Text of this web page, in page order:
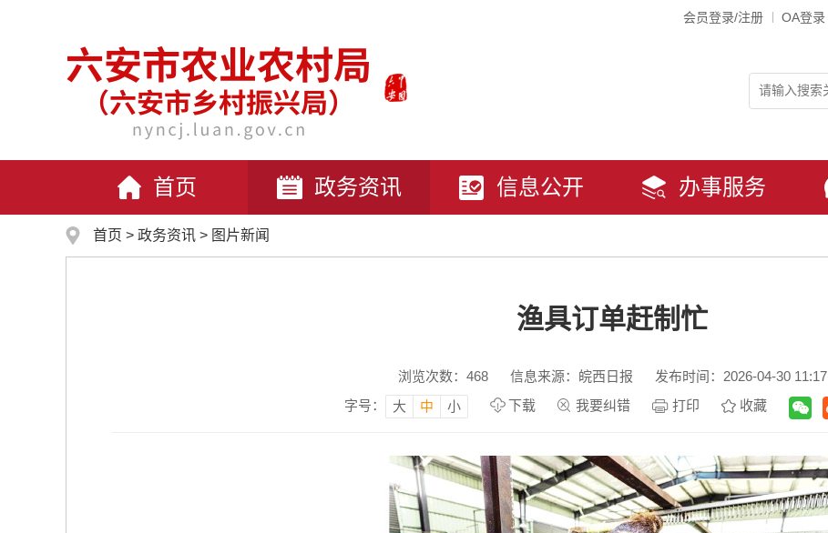
会员登录/注册 OA登录
首页 政务资讯 信息公开 办事服务
首页 > 政务资讯 > 图片新闻
渔具订单赶制忙
浏览次数： 468 信息来源：皖西日报
发布时间：2026-04-30 11:17
字号：
大 中 小 下载 我要纠错 打印 收藏